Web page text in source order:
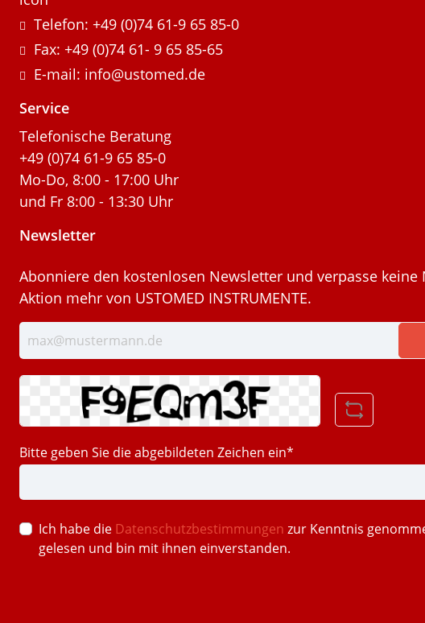
Telefon: +49 (0)74 61-9 65 85-0
Fax: +49 (0)74 61- 9 65 85-65
E-mail: info@ustomed.de
Service
Telefonische Beratung
+49 (0)74 61-9 65 85-0
Mo-Do, 8:00 - 17:00 Uhr
und Fr 8:00 - 13:30 Uhr
Newsletter
Abonniere den kostenlosen Newsletter und verpasse keine
Aktion mehr von USTOMED INSTRUMENTE.
Bitte geben Sie die abgebildeten Zeichen ein*
Ich habe die Datenschutzbestimmungen zur Kenntnis
gelesen und bin mit ihnen einverstanden.